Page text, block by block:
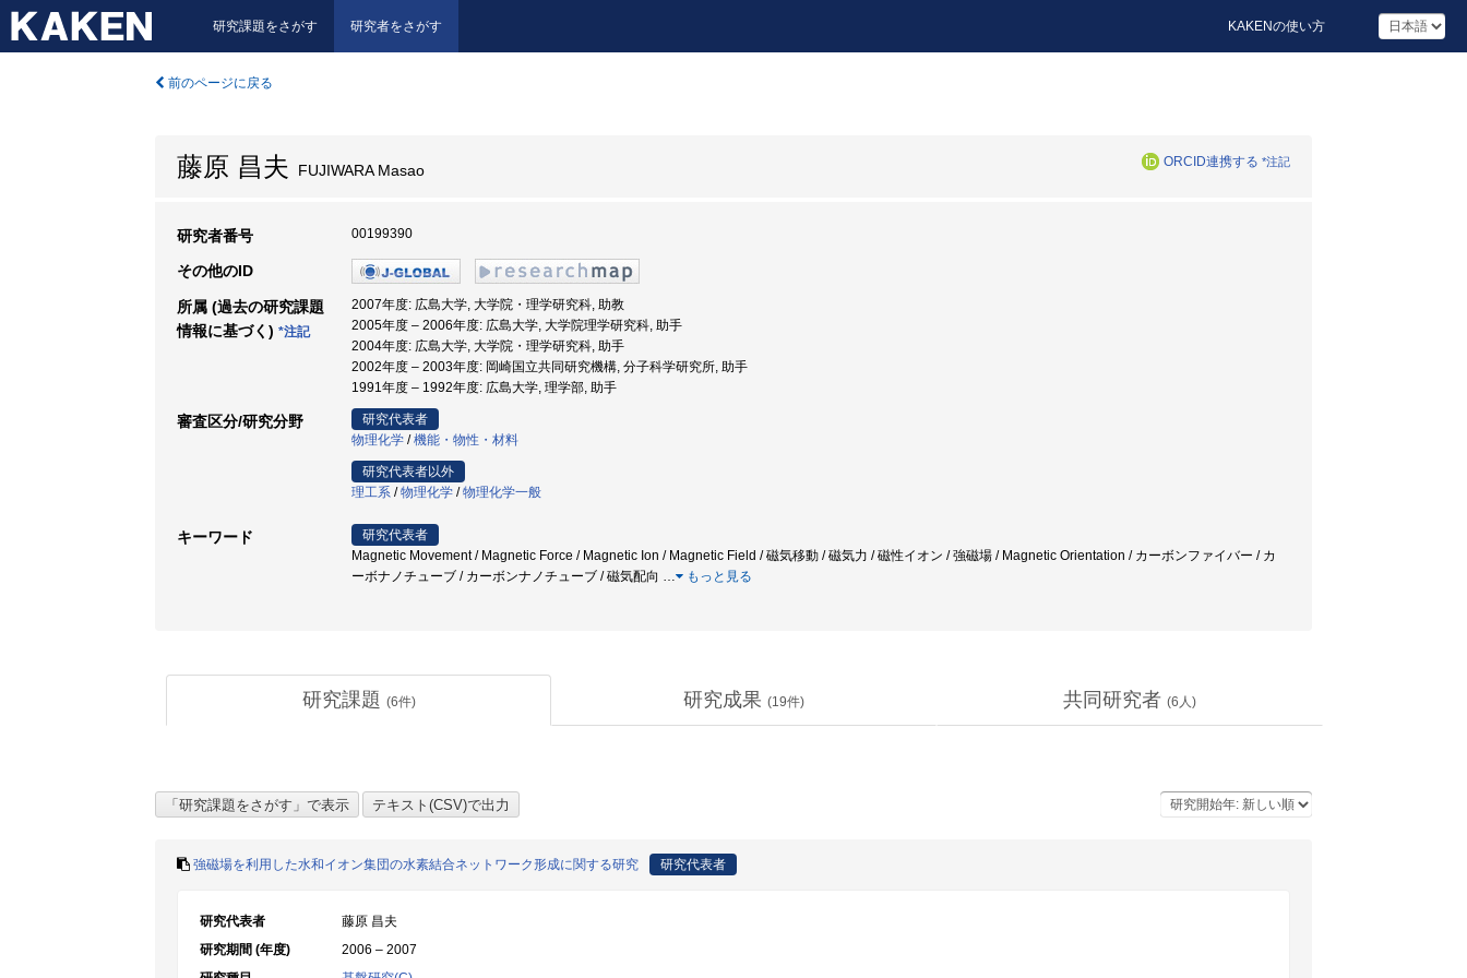
研究課題をさがす 研究者をさがす KAKENの使い方
前のページに戻る
藤原 昌夫 FUJIWARA Masao ORCID連携する *注記
研究者番号 00199390
その他のID
所属 (過去の研究課題
情報に基づく) *注記
2007年度: 広島大学, 大学院・理学研究科, 助教
2005年度 – 2006年度: 広島大学, 大学院理学研究科, 助手
2004年度: 広島大学, 大学院・理学研究科, 助手
2002年度 – 2003年度: 岡崎国立共同研究機構, 分子科学研究所, 助手
1991年度 – 1992年度: 広島大学, 理学部, 助手
審査区分/研究分野
研究代表者
物理化学 /機能・物性・材料
研究代表者以外
理工系 /物理化学 /物理化学一般
キーワード
研究代表者
Magnetic Movement / Magnetic Force / Magnetic Ion / Magnetic Field / 磁気移動 / 磁気力 / 磁性イオン / 強磁場 / Magnetic Orientation / カーボンファイバー / カ
ーボナノチューブ / カーボンナノチューブ / 磁気配向 … もっと見る
研究課題 (6件) 研究成果 (19件) 共同研究者 (6 人)
強磁場を利用した水和イオン集団の水素結合ネットワーク形成に関する研究 研究代表者
研究代表者
藤原 昌夫
研究期間 (年度)
2006 – 2007